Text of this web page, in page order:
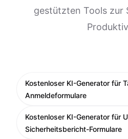
gestützten Tools zur
Kostenloser KI-Generator für
Anmeldeformulare
Kostenloser KI-Generator für
Sicherheitsbericht-Formulare